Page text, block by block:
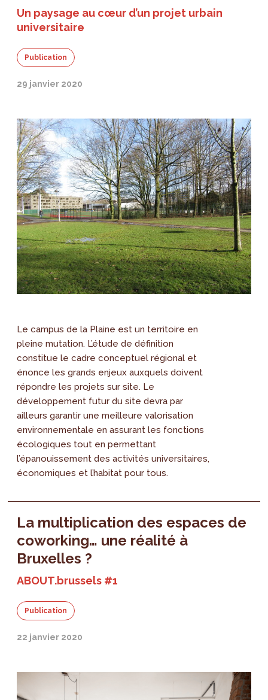
Un paysage au cœur d’un projet urbain
universitaire
Publication
29 janvier 2020
Le campus de la Plaine est un territoire en
pleine mutation. L’étude de définition
constitue le cadre conceptuel régional et
énonce les grands enjeux auxquels doivent
répondre les projets sur site. Le
développement futur du site devra par
ailleurs garantir une meilleure valorisation
environnementale en assurant les fonctions
écologiques tout en permettant
l’épanouissement des activités universitaires,
économiques et l’habitat pour tous.
La multiplication des espaces de
coworking… une réalité à
Bruxelles ?
ABOUT.brussels #1
Publication
22 janvier 2020